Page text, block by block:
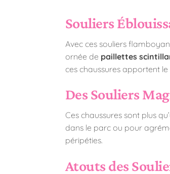
Souliers
Avec ces souliers
ornée de paillettes
ces chaussures apportent
Des Souliers
Ces chaussures sont plus
dans le parc ou pour
péripéties.
Atouts des